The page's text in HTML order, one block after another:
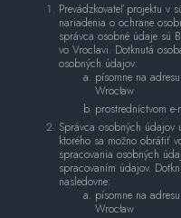
Prevádzkovateľ projektu v
nariadenia o ochrane
správca osobné údaje sú
vo Vroclavi. Dotknutá
osobných údajov:
písomne ​​na
Wrocław
prostredníctvom
Správca osobných
ktorého sa možno obrátiť
spracovania osobných
spracovaním údajov.
nasledovne:
písomne ​​na
Wrocław